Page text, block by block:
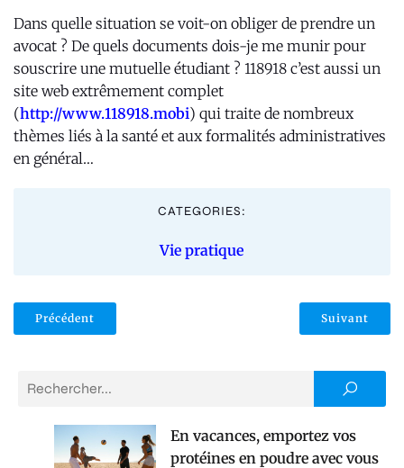
Dans quelle situation se voit-on obliger de prendre un
avocat ? De quels documents dois-je me munir pour
souscrire une mutuelle étudiant ? 118918 c’est aussi un
site web extrêmement complet
(http://www.118918.mobi) qui traite de nombreux
thèmes liés à la santé et aux formalités administratives
en général…
CATEGORIES:
Vie pratique
Précédent Suivant
En vacances, emportez vos
protéines en poudre avec vous